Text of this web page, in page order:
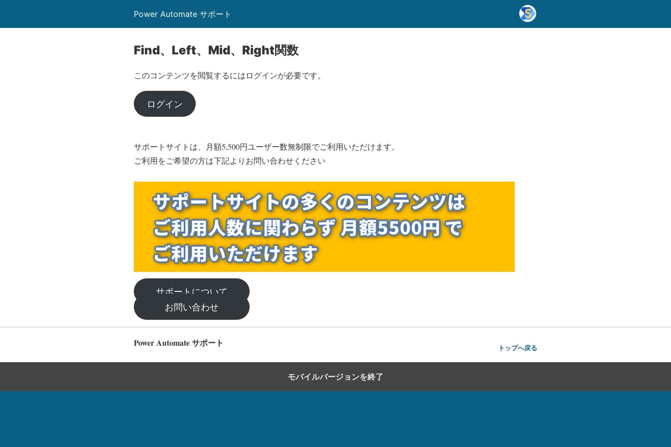
Power Automate サポート
Find、Left、Mid、Right関数
このコンテンツを閲覧するにはログインが必要です。
ログイン
サポートサイトは、月額5,500円ユーザー数無制限でご利用いただけます。
ご利用をご希望の方は下記よりお問い合わせください
サポートについて
お問い合わせ
Power Automate サポート トップへ戻る
モバイルバージョンを終了